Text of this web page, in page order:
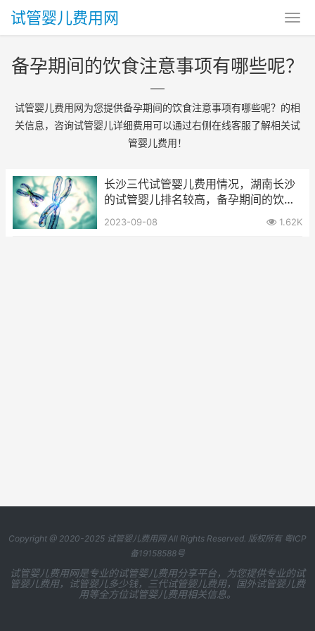
试管婴儿费用网
备孕期间的饮食注意事项有哪些呢？
试管婴儿费用网为您提供备孕期间的饮食注意事项有哪些呢？的相
关信息，咨询试管婴儿详细费用可以通过右侧在线客服了解相关试
管婴儿费用！
长沙三代试管婴儿费用情况，湖南长沙
的试管婴儿排名较高，备孕期间的饮食
注意事项有哪些呢？
2023-09-08 1.62K
Copyright @ 2020-2025 试管婴儿费用网All Rights Reserved. 版权所有 粤ICP
备19158588号
试管婴儿费用网是专业的试管婴儿费用分享平台，为您提供专业的试
管婴儿费用，试管婴儿多少钱，三代试管婴儿费用，国外试管婴儿费
用等全方位试管婴儿费用相关信息。